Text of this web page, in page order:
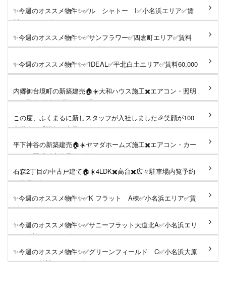
✨今週のオススメ物件✨✅ル シャトー I✅小名浜エリア✅賃
料49,000円《おすすめポイント...
✨今週のオススメ物件✨✅サンフラワー✅四倉町エリア✅賃料
55,000円《おすすめポイント》✳...
✨今週のオススメ物件✨✅IDEAL✅平北白土エリア✅賃料60,000
円《おすすめポイント》✳️イン...
内郷御台境町の新築建売🏠☀️大和ハウス施工✖️エアコン・照明
付✖️最終1棟内覧予約可能🉑...
この度、ふくまるに新しスタッフが入社しました🎉笑顔が100
点満点の『羽賀万由子』さん...
平下神谷の新築建売🏠☀️ヤマダホームズ施工✖️エアコン・カー
テン・照明付内覧予約可能...
石森2丁目の中古戸建て🏠☀️4LDK✖️高台✖️広々駐車場内覧予約
可能🉑気軽にDM、コメントく...
✨今週のオススメ物件✨✅K フラット A棟✅小名浜エリア✅賃
料53,500円《おすすめポイント...
✨今週のオススメ物件✨✅サニーフラット大道北A✅小名浜エリ
ア✅賃料49,000円《おすすめポ...
✨今週のオススメ物件✨✅グリーンフィールド C✅小名浜大原
エリア✅賃料73,000円《おすす...